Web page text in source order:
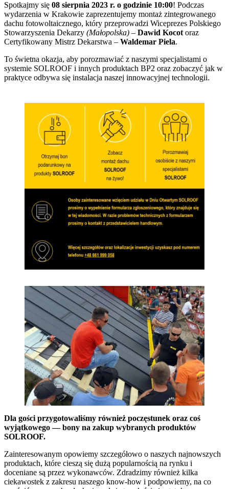
Spotkajmy się 08 sierpnia 2023 r. o godzinie 10:00! Podczas
wydarzenia w Krakowie zaprezentujemy montaż zintegrowanego
dachu fotowoltaicznego, który przeprowadzi Wiceprezes Polskiego
Stowarzyszenia Dekarzy (Małopolska) – Dawid Kocot oraz
Certyfikowany Mistrz Dekarstwa – Waldemar Piela.
To świetna okazja, aby porozmawiać z naszymi specjalistami o
systemie SOLROOF i innych produktach BP2 oraz zobaczyć jak w
praktyce odbywa się instalacja naszej innowacyjnej technologii.
Dla gości przygotowaliśmy również poczęstunek oraz coś
wyjątkowego — bony na zakup wybranych produktów
SOLROOF.
Zainteresowanym opowiemy szczegółowo o naszych najnowszych
produktach, które cieszą się dużą popularnością na rynku i
doceniane są przez wykonawców. Zdradzimy również kilka
ciekawostek z zakresu naszego know-how i podpowiemy, na co